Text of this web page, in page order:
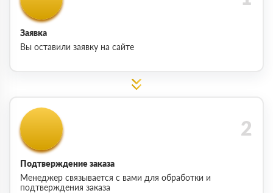
Заявка
Вы оставили заявку на сайте
Подтверждение заказа
Менеджер связывается с вами для обработки и
подтверждения заказа